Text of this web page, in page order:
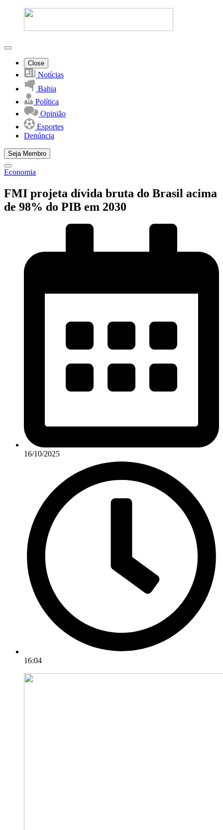
Close
Notícias
Bahia
Política
Opinião
Esportes
Denúncia
Seja Membro
Economia
FMI projeta dívida bruta do Brasil acima
de 98% do PIB em 2030
16/10/2025
16:04